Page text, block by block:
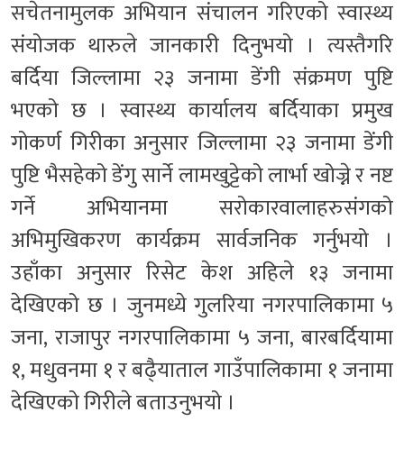
सचेतनामुलक अभियान संचालन गरिएको स्वास्थ्य
संयोजक थारुले जानकारी दिनुभयो । त्यस्तैगरि
बर्दिया जिल्लामा २३ जनामा डेंगी संक्रमण पुष्टि
भएको छ । स्वास्थ्य कार्यालय बर्दियाका प्रमुख
गोकर्ण गिरीका अनुसार जिल्लामा २३ जनामा डेंगी
पुष्टि भैसहेको डेंगु सार्ने लामखुट्टेको लार्भा खोज्ने र नष्ट
गर्ने अभियानमा सरोकारवालाहरुसंगको
अभिमुखिकरण कार्यक्रम सार्वजनिक गर्नुभयो ।
उहाँका अनुसार रिसेट केश अहिले १३ जनामा
देखिएको छ । जुनमध्ये गुलरिया नगरपालिकामा ५
जना, राजापुर नगरपालिकामा ५ जना, बारबर्दियामा
१, मधुवनमा १ र बढै्याताल गाउँपालिकामा १ जनामा
देखिएको गिरीले बताउनुभयो ।